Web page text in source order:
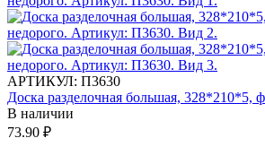
АРТИКУЛ: П3630
Доска разделочная большая, 328*210*5,
В наличии
73.90 ₽